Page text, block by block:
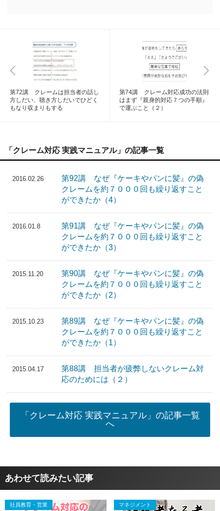
第72講 クレームは担当者の話し
方しだい、聴き方しだいでひどく
もなり収まりもする
第74講 クレーム対応成功の法則
はまず『親身的対応７つの手順』
で運ぶこと（２）
「クレーム対応 実践マニュアル」の記事一覧
2016.02.26
第92講 なぜ『ケーキやパンに髪』の偽
クレームを約７０００回も繰り返すこと
ができたか（4）
2016.01.8
第91講 なぜ『ケーキやパンに髪』の偽
クレームを約７０００回も繰り返すこと
ができたか（3）
2015.11.20
第90講 なぜ『ケーキやパンに髪』の偽
クレームを約７０００回も繰り返すこと
ができたか（2）
2015.10.23
第89講 なぜ『ケーキやパンに髪』の偽
クレームを約７０００回も繰り返すこと
ができたか（1）
2015.04.17
第88講 担当者が疲弊しないクレーム対
応のためには（２）
「クレーム対応 実践マニュアル」の記事一覧
へ
あわせて読みたい記事
社員教育・営業 マネジメント